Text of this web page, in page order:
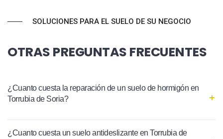
SOLUCIONES PARA EL SUELO DE SU NEGOCIO
OTRAS PREGUNTAS FRECUENTES
¿Cuanto cuesta la reparación de un suelo de hormigón en
Torrubia de Soria?
¿Cuanto cuesta un suelo antideslizante en Torrubia de